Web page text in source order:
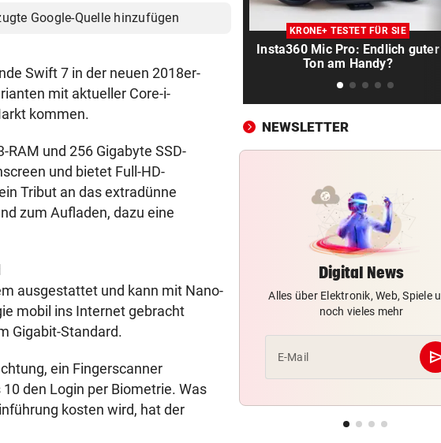
Google-Quelle hinzufügen
Swift 7 in der neuen 2018er-
mit aktueller Core-i-
kommen.
RAM und 256 Gigabyte SSD-
und bietet Full-HD-
Tribut an das extradünne
zum Aufladen, dazu eine
ausgestattet und kann mit Nano-
mobil ins Internet gebracht
Gigabit-Standard.
ein Fingerscanner
den Login per Biometrie. Was
kosten wird, hat der
JEDE 5. IST GEFÄHRDET vor
Armut: Kindererziehung
Frauen die Pension
Mädchen (8) von E-Scooter-
Fahrer niedergerast
BEI FLUCHTVERSUCH vor
mitgeschleift
EINSATZ IN WOLFURT
Traktor während der Fahrt in
Flammen aufgegangen
NIMMT SPRICHWORT ERNST vor
Schweizer Influencer frisst
echten Besen
vor
der Warteschleife
KRONE+ TESTET FÜR SIE
Insta360 Mic Pro: Endlich guter
Ton am Handy?
NEWSLETTER
Digital News
Alles über Elektronik, Web, Spiele
noch vieles mehr
E-Mail